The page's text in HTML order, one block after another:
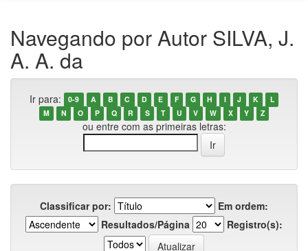
Navegando por Autor SILVA, J.
A. A. da
Ir para: 0-9 A B C D E F G H I J K
L
M
N O P Q R S T U V W X Y Z
ou entre com as primeiras letras:
Classificar por:
Em ordem:
Resultados/Página
Registro(s):